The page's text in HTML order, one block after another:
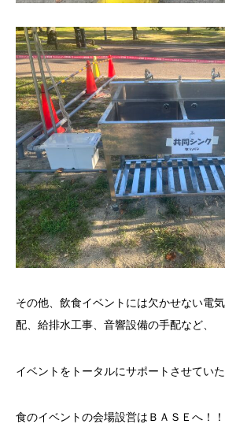
その他、飲食イベントには欠かせない電
配、給排水工事、音響設備の手配など、
イベントをトータルにサポートさせていた
食のイベントの会場設営はＢＡＳＥへ！！